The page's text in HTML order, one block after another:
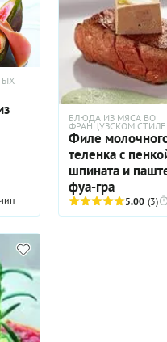
БЛЮДА ИЗ МЯСА ВО
ФРАНЦУЗСКОМ СТИЛЕ
Филе
теленка с
шпината и
фуа-гра
5.00 (3)